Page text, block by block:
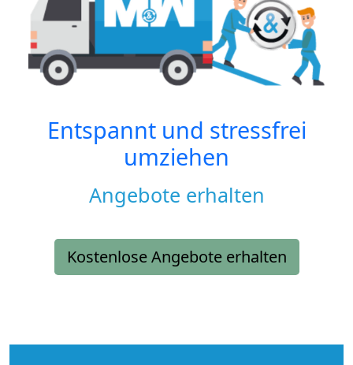
Entspannt und stressfrei
umziehen
Angebote erhalten
Kostenlose Angebote erhalten